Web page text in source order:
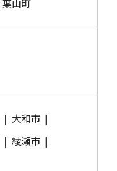
葉山町
大和市
綾瀬市